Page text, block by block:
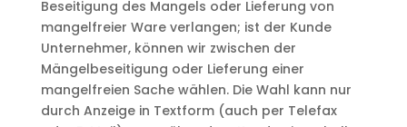
Beseitigung des Mangels oder Lieferung von
mangelfreier Ware verlangen; ist der Kunde
Unternehmer, können wir zwischen der
Mängelbeseitigung oder Lieferung einer
mangelfreien Sache wählen. Die Wahl kann nur
durch Anzeige in Textform (auch per Telefax